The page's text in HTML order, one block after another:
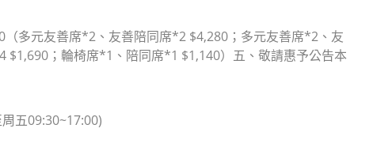
多元友善席*2、友善陪同席*2 $4,280；多元友善席*2、友
；輪椅席*1、陪同席*1 $1,140）五、敬請惠予公告本
五09:30~17:00)